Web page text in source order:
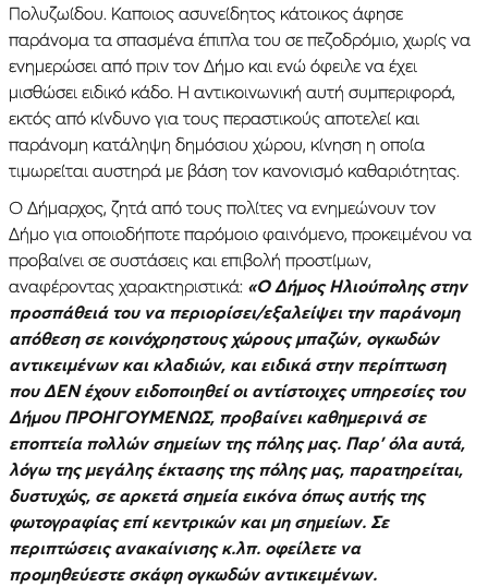
Πολυζωίδου. Καποιος ασυνείδητος κάτοικος άφησε
παράνομα τα σπασμένα έπιπλα του σε πεζοδρόμιο, χωρίς να
ενημερώσει από πριν τον Δήμο και ενώ όφειλε να έχει
μισθώσει ειδικό κάδο. Η αντικοινωνική αυτή συμπεριφορά,
εκτός από κίνδυνο για τους περαστικούς αποτελεί και
παράνομη κατάληψη δημόσιου χώρου, κίνηση η οποία
τιμωρείται αυστηρά με βάση τον κανονισμό καθαριότητας.
Ο Δήμαρχος, ζητά από τους πολίτες να ενημεώνουν τον
Δήμο για οποιοδήποτε παρόμοιο φαινόμενο, προκειμένου να
προβαίνει σε συστάσεις και επιβολή προστίμων,
αναφέροντας χαρακτηριστικά: «Ο Δήμος Ηλιούπολης στην
προσπάθειά του να περιορίσει/εξαλείψει την παράνομη
απόθεση σε κοινόχρηστους χώρους μπαζών, ογκωδών
αντικειμένων και κλαδιών, και ειδικά στην περίπτωση
που ΔΕΝ έχουν ειδοποιηθεί οι αντίστοιχες υπηρεσίες του
Δήμου ΠΡΟΗΓΟΥΜΕΝΩΣ, προβαίνει καθημερινά σε
εποπτεία πολλών σημείων της πόλης μας. Παρ’ όλα αυτά,
λόγω της μεγάλης έκτασης της πόλης μας, παρατηρείται,
δυστυχώς, σε αρκετά σημεία εικόνα όπως αυτής της
φωτογραφίας επί κεντρικών και μη σημείων. Σε
περιπτώσεις ανακαίνισης κ.λπ. οφείλετε να
προμηθεύεστε σκάφη ογκωδών αντικειμένων.